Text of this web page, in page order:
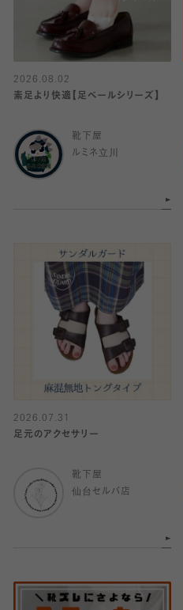
2026.08.02
素足より快適【足ベールシリーズ】
靴下屋
ルミネ立川
2026.07.31
足元のアクセサリー
靴下屋
仙台セルバ店